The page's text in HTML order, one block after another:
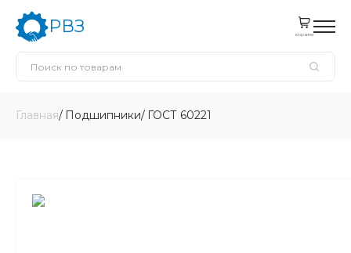
РВЗ корзина
Главная Подшипники ГОСТ 60221